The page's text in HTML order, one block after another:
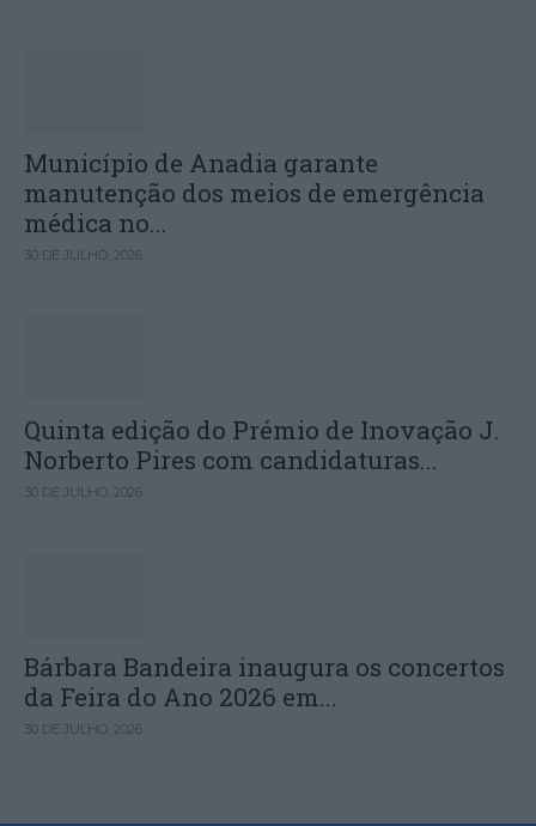
Município de Anadia garante
manutenção dos meios de emergência
médica no...
30 DE JULHO, 2026
Quinta edição do Prémio de Inovação J.
Norberto Pires com candidaturas...
30 DE JULHO, 2026
Bárbara Bandeira inaugura os concertos
da Feira do Ano 2026 em...
30 DE JULHO, 2026